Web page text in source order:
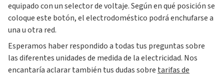
equipado con un selector de voltaje. Según en qué posición se
coloque este botón, el electrodoméstico podrá enchufarse a
una u otra red.
Esperamos haber respondido a todas tus preguntas sobre
las diferentes unidades de medida de la electricidad. Nos
encantaría aclarar también tus dudas sobre tarifas de